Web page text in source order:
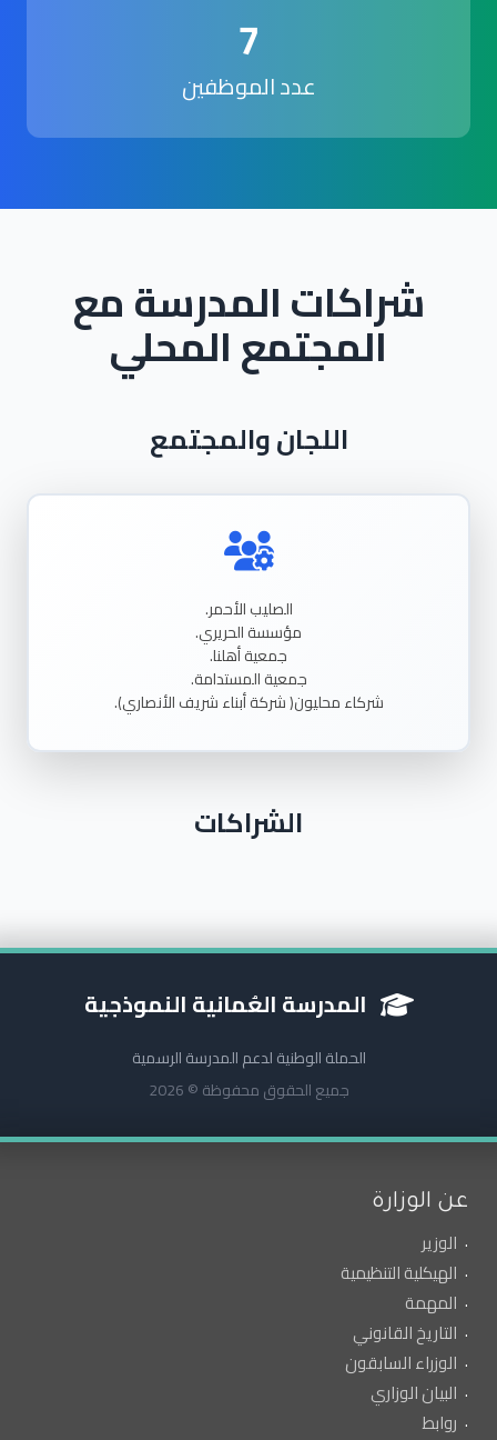
7
عدد الموظفين
شراكات المدرسة مع
المجتمع المحلي
اللجان والمجتمع
الصليبالأحمر.
مؤسسةالحريري.
جمعيةأهلنا.
جمعيةالمستدامة.
شركاءمحليون(شركةأبناءشريفالأنصاري).
الشراكات
المدرسة العُمانية النموذجية
الحملة الوطنية لدعم المدرسة الرسمية
جميع الحقوق محفوظة © 2026
عن الوزارة
الوزير
الهيكلية التنظيمية
المهمة
التاريخ القانوني
الوزراء السابقون
البيان الوزاري
روابط